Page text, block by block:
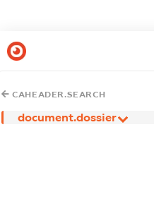
CAHEADER.SEARCH
document.dossier